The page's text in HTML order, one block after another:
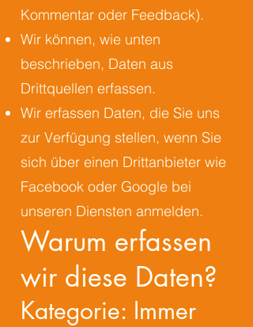
Kommentar oder Feedback).
Wir können, wie unten
beschrieben, Daten aus
Drittquellen erfassen.
Wir erfassen Daten, die Sie uns
zur Verfügung stellen, wenn Sie
sich über einen Drittanbieter wie
Facebook oder Google bei
unseren Diensten anmelden.
Warum erfassen
wir diese Daten?
Kategorie: Immer